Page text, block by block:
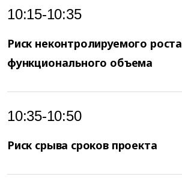
10:15-10:35
Риск неконтролируемого роста
функционального объема
10:35-10:50
Риск срыва сроков проекта